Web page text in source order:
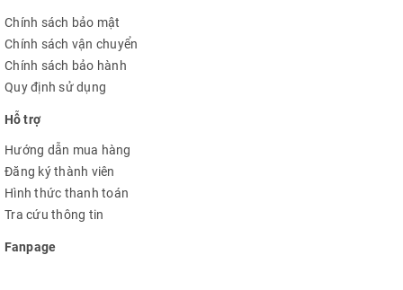
Chính sách bảo mật
Chính sách vận chuyển
Chính sách bảo hành
Quy định sử dụng
Hỗ trợ
Hướng dẫn mua hàng
Đăng ký thành viên
Hình thức thanh toán
Tra cứu thông tin
Fanpage